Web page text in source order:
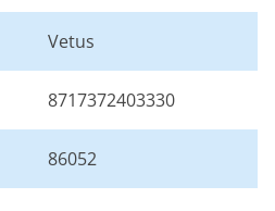
Vetus
8717372403330
86052